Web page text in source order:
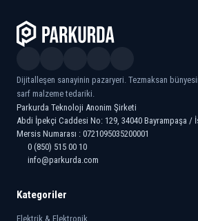
Dijitalleşen sanayinin pazaryeri. Tezmaksan
sarf malzeme tedariki.
Parkurda Teknoloji Anonim Şirketi
Abdi İpekçi Caddesi No: 129, 34040 Bayrampaşa /
Mersis Numarası : 0721095035200001
0 (850) 515 00 10
info@parkurda.com
Kategoriler
Elektrik & Elektronik